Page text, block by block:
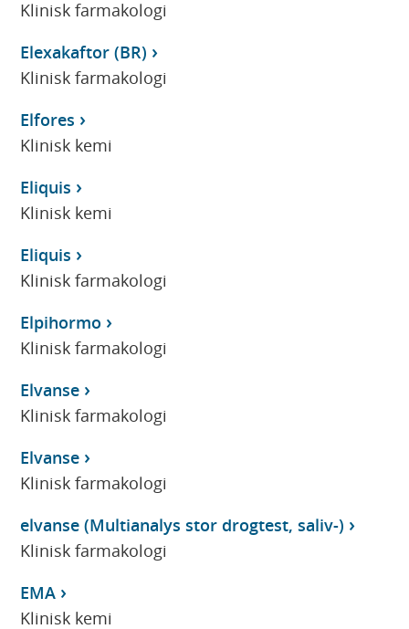
Klinisk farmakologi
Elexakaftor (BR)
Klinisk farmakologi
Elfores
Klinisk kemi
Eliquis
Klinisk kemi
Eliquis
Klinisk farmakologi
Elpihormo
Klinisk farmakologi
Elvanse
Klinisk farmakologi
Elvanse
Klinisk farmakologi
elvanse (Multianalys stor drogtest, saliv-)
Klinisk farmakologi
EMA
Klinisk kemi